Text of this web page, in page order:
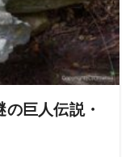
巨人伝説・